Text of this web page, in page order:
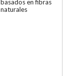
basados en fibras
naturales